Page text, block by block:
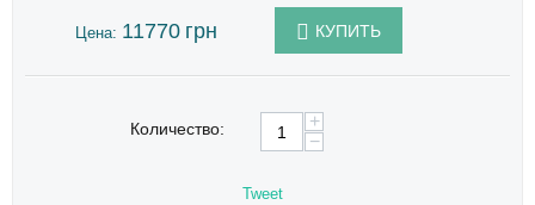
Цена: 11770 грн КУПИТЬ
Количество:
+
−
Tweet